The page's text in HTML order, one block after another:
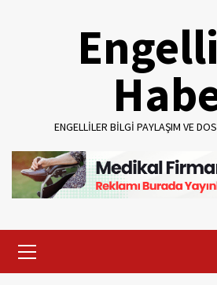
ENGELLILER BILGI PAYLAŞIM VE
Menu